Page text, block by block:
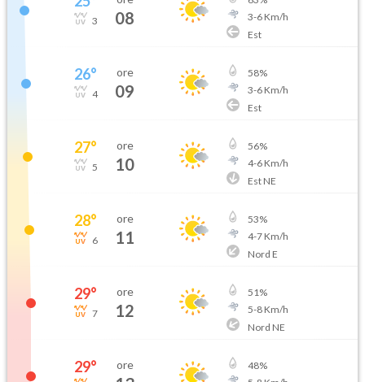
3 08
3-6Km/h
Est
26°
4
ore
09
58%
3-6Km/h
Est
27°
5
ore
10
56%
4-6Km/h
Est NE
28°
6
ore
11
53%
4-7Km/h
Nord E
29°
7
ore
12
51%
5-8Km/h
Nord NE
29° ore 48%